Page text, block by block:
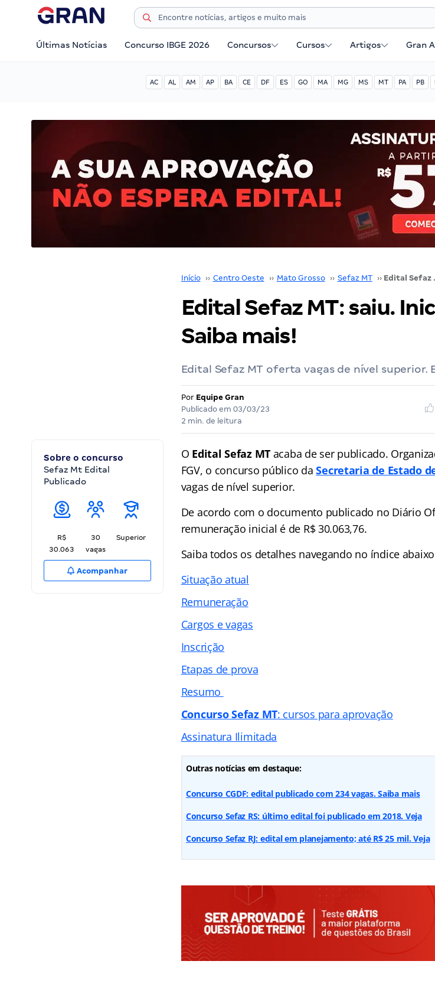
Últimas Notícias Concurso IBGE 2026 Concursos Cursos Artigos Gran
AC AL AM AP BA CE DF ES GO MA MG MS MT PA PB
Início ›› Centro Oeste ›› Mato Grosso ›› Sefaz MT ›› Edital
Edital Sefaz MT: saiu.
Saiba mais!
Edital Sefaz MT oferta vagas de nível superior.
Por Equipe Gran
Publicado em 03/03/23
2 min. de leitura
Sobre o concurso
Sefaz Mt Edital
Publicado
R$
30.063
30
vagas
Superior
Acompanhar
O Edital Sefaz MT acaba de ser publicado.
FGV, o concurso público daSecretaria de Estado
vagas de nível superior.
De acordo com o documento publicado no Diário
remuneração inicial é de R$ 30.063,76.
Saiba todos os detalhes navegando no índice
Situação atual
Remuneração
Cargos e vagas
Inscrição
Etapas de prova
Resumo
Concurso Sefaz MT: cursos para aprovação
Assinatura Ilimitada
Outras notícias em destaque:
Concurso CGDF: edital publicado com 234 vagas. Saiba mais
Concurso Sefaz RS: último edital foi publicado em 2018. Veja
Concurso Sefaz RJ: edital em planejamento; até R$ 25 mil. Veja